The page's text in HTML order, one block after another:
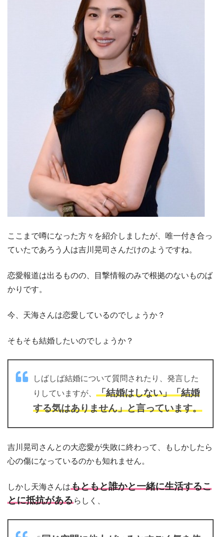
ここまで噂になった方々を紹介しましたが、唯一付き合っ
ていたであろう人は吉川晃司さんだけのようですね。
恋愛報道は出るものの、目撃情報のみで根拠のないものば
かりです。
今、天海さんは恋愛しているのでしょうか？
そもそも結婚したいのでしょうか？
しばしば結婚について質問されたり、発言した
りしていますが、 「結婚はしない」「結婚
する気はありません」と言っています。
吉川晃司さんとの大恋愛が失敗に終わって、もしかしたら
心の傷になっているのかも知れません。
しかし天海さんはもともと誰かと一緒に生活するこ
とに抵抗があるらしく、